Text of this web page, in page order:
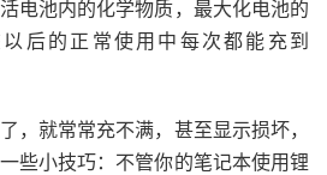
电池内的化学物质，最大化电池的
后的正常使用中每次都能充到
，就常常充不满，甚至显示损坏，
些小技巧：不管你的笔记本使用锂